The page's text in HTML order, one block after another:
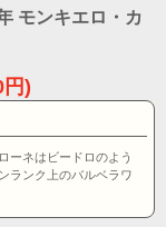
モンキエロ・カ
)
ーネはビードロのよう
ランク上のバルベラワ